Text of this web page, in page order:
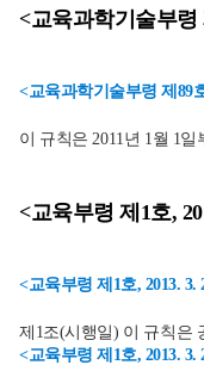
<교육과학기술부령
<교육과학기술부령 제89
이 규칙은 2011년 1월 1
<교육부령 제1호,
<교육부령 제1호, 2013. 3.
제1조(시행일) 이 규칙은
<교육부령 제1호, 2013. 3.